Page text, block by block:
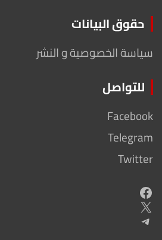
حقوق البيانات
سياسة الخصوصية و النشر
للتواصل
Facebook
Telegram
Twitter
Facebook
X
Telegram